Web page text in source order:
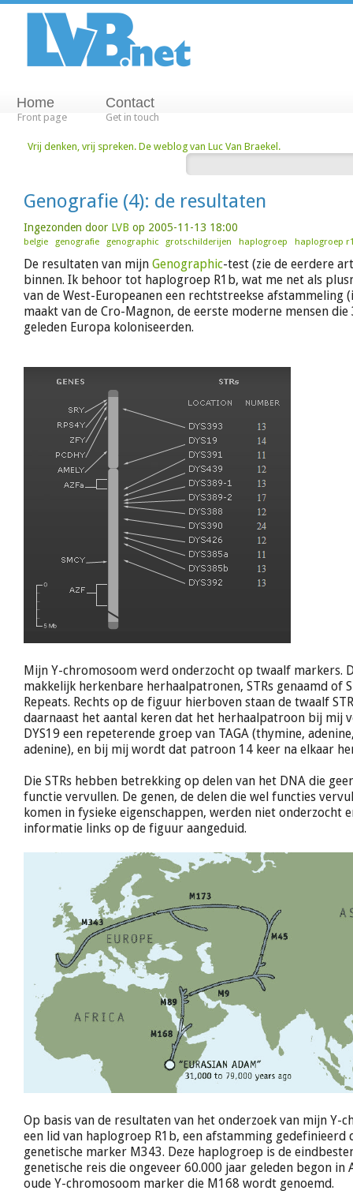
Home
Front page
Contact
Get in touch
Vrij denken, vrij spreken. De weblog van Luc Van Braekel.
Genografie (4): de resultaten
Ingezonden door LVB op 2005-11-13 18:00
belgie genografie genographic grotschilderijen haplogroep haplogroep
De resultaten van mijn Genographic-test (zie de eerdere
binnen. Ik behoor tot haplogroep R1b, wat me net als
van de West-Europeanen een rechtstreekse afstammeling
maakt van de Cro-Magnon, de eerste moderne mensen die
geleden Europa koloniseerden.
Mijn Y-chromosoom werd onderzocht op twaalf markers.
makkelijk herkenbare herhaalpatronen, STRs genaamd of
Repeats. Rechts op de figuur hierboven staan de twaalf
daarnaast het aantal keren dat het herhaalpatroon bij mij
DYS19 een repeterende groep van TAGA (thymine,
adenine), en bij mij wordt dat patroon 14 keer na elkaar
Die STRs hebben betrekking op delen van het DNA die
functie vervullen. De genen, de delen die wel functies
komen in fysieke eigenschappen, werden niet onderzocht
informatie links op de figuur aangeduid.
Op basis van de resultaten van het onderzoek van mijn Y-
een lid van haplogroep R1b, een afstamming gedefinieerd
genetische marker M343. Deze haplogroep is de
genetische reis die ongeveer 60.000 jaar geleden begon in
oude Y-chromosoom marker die M168 wordt genoemd.